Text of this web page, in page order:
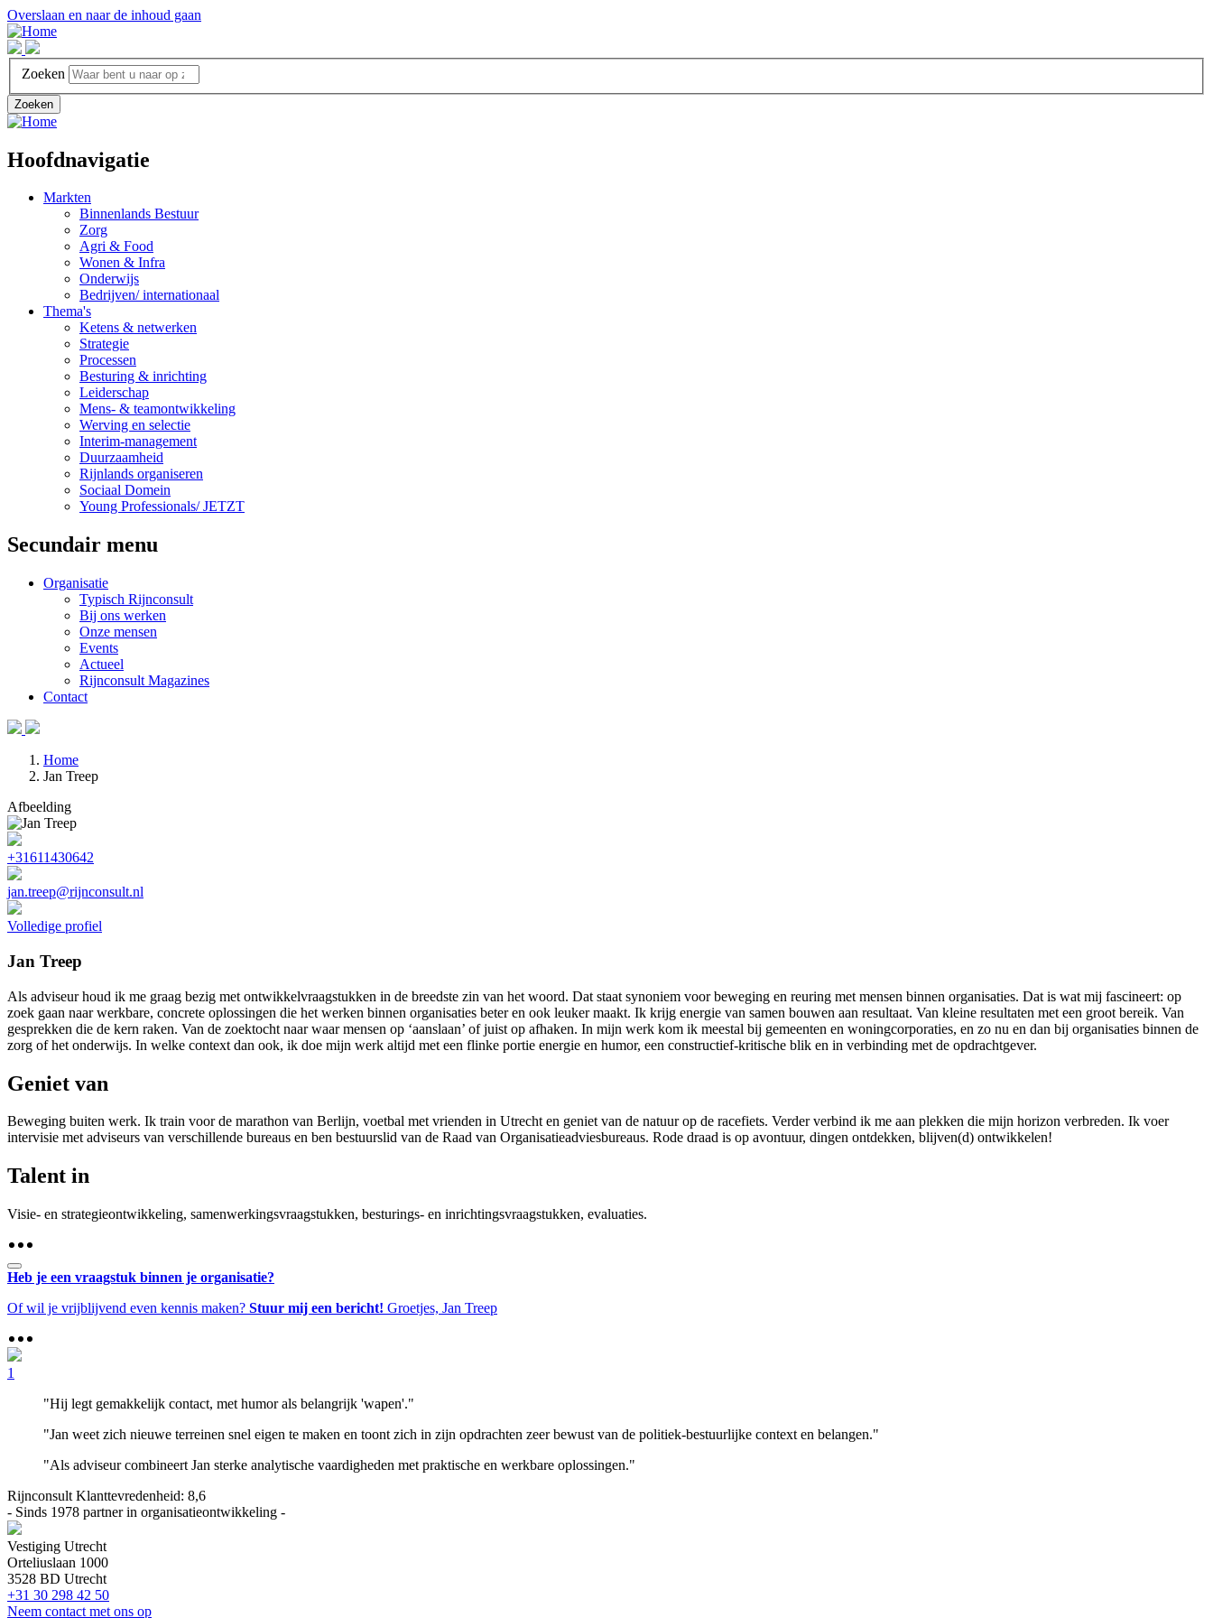
Overslaan en naar de inhoud gaan
Zoeken
Zoeken
Hoofdnavigatie
Markten
Binnenlands Bestuur
Zorg
Agri & Food
Wonen & Infra
Onderwijs
Bedrijven/ internationaal
Thema's
Ketens & netwerken
Strategie
Processen
Besturing & inrichting
Leiderschap
Mens- & teamontwikkeling
Werving en selectie
Interim-management
Duurzaamheid
Rijnlands organiseren
Sociaal Domein
Young Professionals/ JETZT
Secundair menu
Organisatie
Typisch Rijnconsult
Bij ons werken
Onze mensen
Events
Actueel
Rijnconsult Magazines
Contact
Home
Jan Treep
Afbeelding
+31611430642
jan.treep@rijnconsult.nl
Volledige profiel
Jan Treep
Als adviseur houd ik me graag bezig met ontwikkelvraagstukken in de breedste zin van het woord. Dat staat synoniem voor beweging en reuring met mensen binnen organisaties. Dat is wat mij fascineert: op
zoek gaan naar werkbare, concrete oplossingen die het werken binnen organisaties beter en ook leuker maakt. Ik krijg energie van samen bouwen aan resultaat. Van kleine resultaten met een groot bereik. Van
gesprekken die de kern raken. Van de zoektocht naar waar mensen op ‘aanslaan’ of juist op afhaken. In mijn werk kom ik meestal bij gemeenten en woningcorporaties, en zo nu en dan bij organisaties binnen de
zorg of het onderwijs. In welke context dan ook, ik doe mijn werk altijd met een flinke portie energie en humor, een constructief-kritische blik en in verbinding met de opdrachtgever.
Geniet van
Beweging buiten werk. Ik train voor de marathon van Berlijn, voetbal met vrienden in Utrecht en geniet van de natuur op de racefiets. Verder verbind ik me aan plekken die mijn horizon verbreden. Ik voer
intervisie met adviseurs van verschillende bureaus en ben bestuurslid van de Raad van Organisatieadviesbureaus. Rode draad is op avontuur, dingen ontdekken, blijven(d) ontwikkelen!
Talent in
Visie- en strategieontwikkeling, samenwerkingsvraagstukken, besturings- en inrichtingsvraagstukken, evaluaties.
Heb je een vraagstuk binnen je organisatie?
Of wil je vrijblijvend even kennis maken? Stuur mij een bericht! Groetjes, Jan Treep
1
"Hij legt gemakkelijk contact, met humor als belangrijk 'wapen'."
"Jan weet zich nieuwe terreinen snel eigen te maken en toont zich in zijn opdrachten zeer bewust van de politiek-bestuurlijke context en belangen."
"Als adviseur combineert Jan sterke analytische vaardigheden met praktische en werkbare oplossingen."
Rijnconsult Klanttevredenheid: 8,6
- Sinds 1978 partner in organisatieontwikkeling -
Vestiging Utrecht
Orteliuslaan 1000
3528 BD Utrecht
+31 30 298 42 50
Neem contact met ons op